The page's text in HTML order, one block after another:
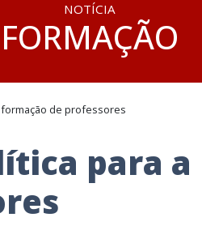
NOTÍCIA
FORMAÇÃO
formação de professores
para a